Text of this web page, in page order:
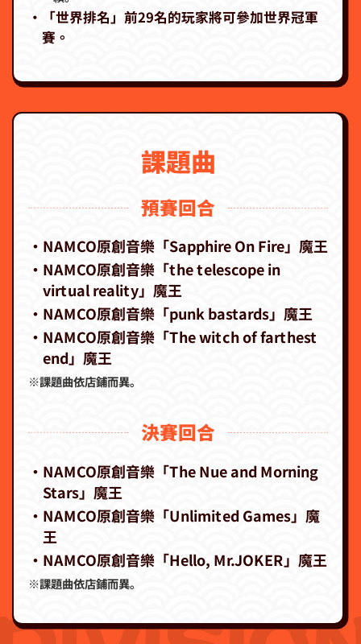
‧「世界排名」前29名的玩家將可參加世界冠軍
賽。
課題曲
預賽回合
・NAMCO原創音樂「Sapphire On Fire」魔王
・NAMCO原創音樂「the telescope in
virtual reality」魔王
・NAMCO原創音樂「punk bastards」魔王
・NAMCO原創音樂「The witch of farthest
end」魔王
※課題曲依店鋪而異。
決賽回合
・NAMCO原創音樂「The Nue and Morning
Stars」魔王
・NAMCO原創音樂「Unlimited Games」魔
王
・NAMCO原創音樂「Hello, Mr.JOKER」魔王
※課題曲依店鋪而異。